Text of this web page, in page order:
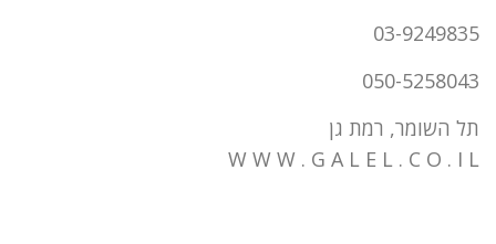
03-9249835
050-5258043
תל השומר, רמת גן
W W W . G A L E L . C O . I L